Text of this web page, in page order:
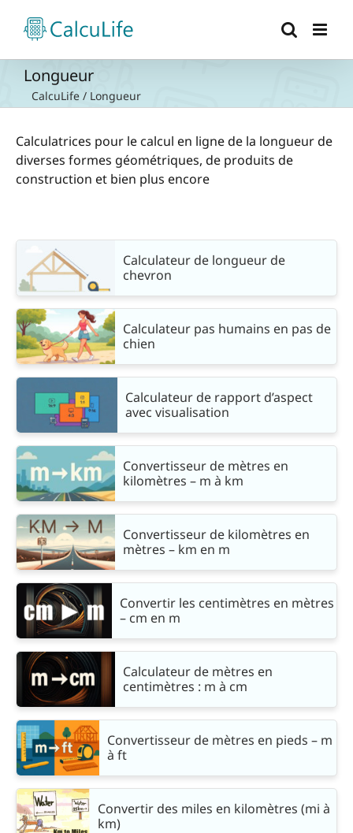
contenu
Longueur
CalcuLife / Longueur
Calculatrices pour le calcul en ligne de la longueur de
diverses formes géométriques, de produits de
construction et bien plus encore
Calculateur de longueur de
chevron
Calculateur pas humains en pas de
chien
Calculateur de rapport d’aspect
avec visualisation
Convertisseur de mètres en
kilomètres – m à km
Convertisseur de kilomètres en
mètres – km en m
Convertir les centimètres en mètres
– cm en m
Calculateur de mètres en
centimètres : m à cm
Convertisseur de mètres en pieds – m
à ft
Convertir des miles en kilomètres (mi à
km)